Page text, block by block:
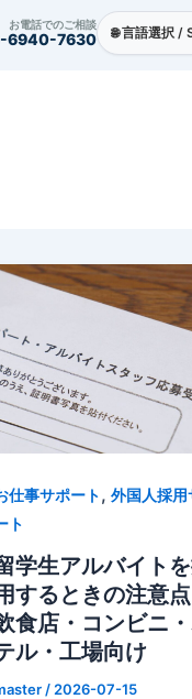
お電話でのご相談
6940-7630
仕事サポート, 外国人採用
ト
学生アルバイト
するときの注意点
食店・コンビニ
ル・工場向け
/ 2026-07-15